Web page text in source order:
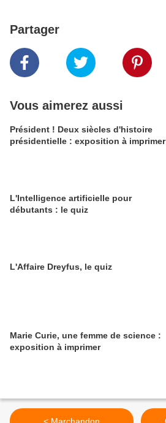
Partager
Vous aimerez aussi
Président ! Deux siècles d'histoire
présidentielle : exposition à imprimer
L'Intelligence artificielle pour
débutants : le quiz
L'Affaire Dreyfus, le quiz
Marie Curie, une femme de science :
exposition à imprimer